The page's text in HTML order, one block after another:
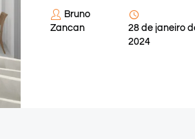
Bruno
Zancan
28 de janeiro
2024